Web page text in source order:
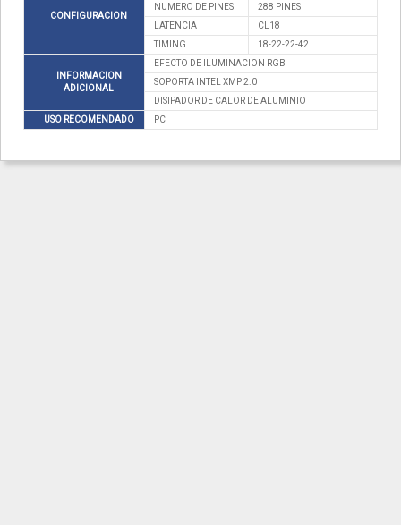
CONFIGURACION
NUMERO DE PINES
288 PINES
LATENCIA
CL18
TIMING
18-22-22-42
INFORMACION
ADICIONAL
EFECTO DE ILUMINACION RGB
SOPORTA INTEL XMP 2.0
DISIPADOR DE CALOR DE ALUMINIO
USO RECOMENDADO
PC